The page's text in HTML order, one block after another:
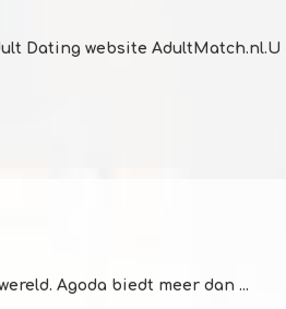
Dating website AdultMatch.nl.U
Agoda biedt meer dan ...